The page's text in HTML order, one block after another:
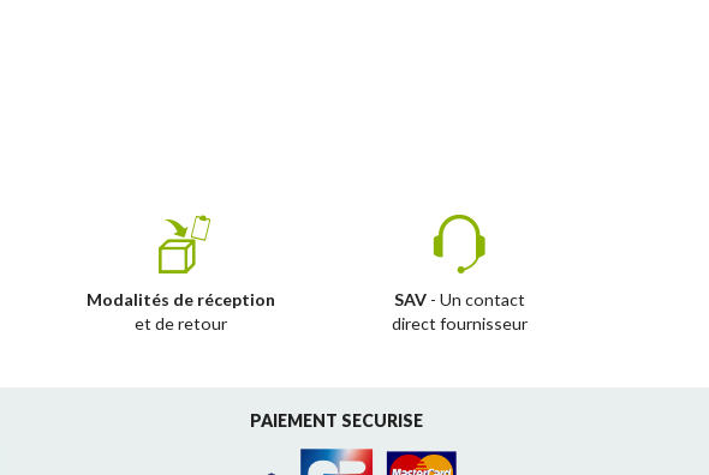
Modalités de réception
et de retour
SAV- Un contact
direct fournisseur
PAIEMENT SECURISE